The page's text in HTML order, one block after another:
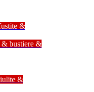
&
& bustiere &
&